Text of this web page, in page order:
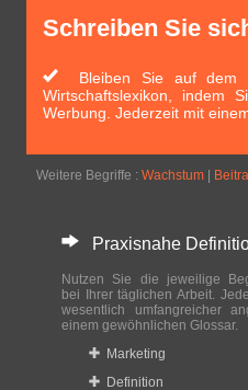
Schreiben Sie
Bleiben Sie auf dem
Wirtschaftslexikon, indem
Werbung. Jederzeit mit
Weitere Begriffe : Wachstum
Praxisnahe
Nutzen Sie die jeweilige
bei Ihrer täglichen Arbeit.
wesentlich umfangreicher
einem gewöhnlichen Glossar.
Marketing
Definition